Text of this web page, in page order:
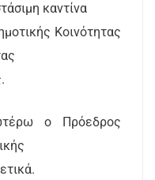
καντίνα
Κοινότητας
ο Πρόεδρος